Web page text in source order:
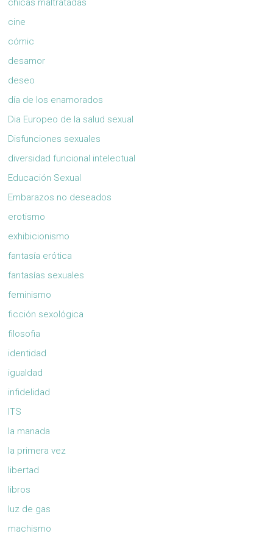
chicas maltratadas
cine
cómic
desamor
deseo
día de los enamorados
Dia Europeo de la salud sexual
Disfunciones sexuales
diversidad funcional intelectual
Educación Sexual
Embarazos no deseados
erotismo
exhibicionismo
fantasía erótica
fantasías sexuales
feminismo
ficción sexológica
filosofia
identidad
igualdad
infidelidad
ITS
la manada
la primera vez
libertad
libros
luz de gas
machismo